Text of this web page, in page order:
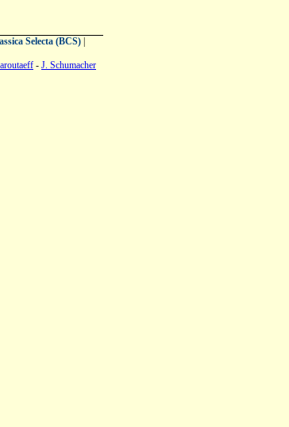
Selecta (BCS)
- J. Schumacher